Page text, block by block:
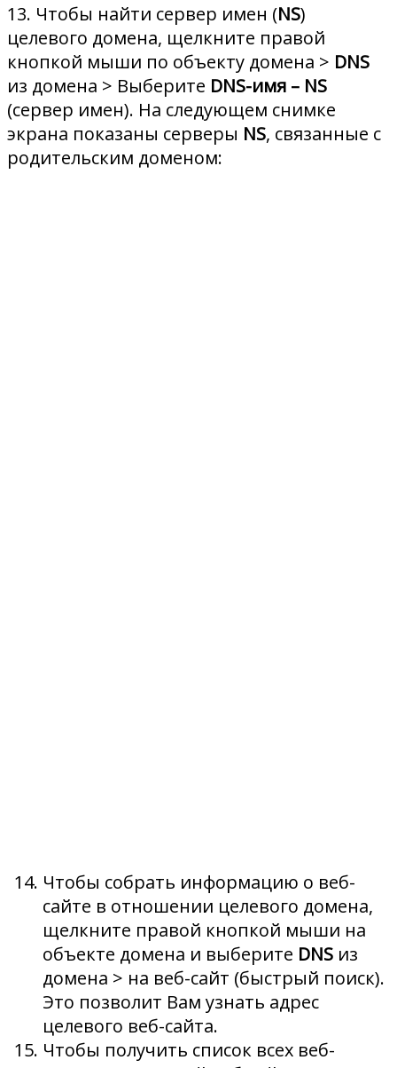
13. Чтобы найти сервер имен (NS)
целевого домена, щелкните правой
кнопкой мыши по объекту домена > DNS
из домена > Выберите DNS-имя – NS
(сервер имен). На следующем снимке
экрана показаны серверы NS, связанные с
родительским доменом:
Чтобы собрать информацию о веб-
сайте в отношении целевого домена,
щелкните правой кнопкой мыши на
объекте домена и выберите DNS из
домена > на веб-сайт (быстрый поиск).
Это позволит Вам узнать адрес
целевого веб-сайта.
Чтобы получить список всех веб-